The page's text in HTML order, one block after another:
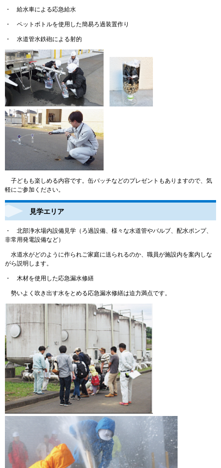
・ 給水車による応急給水
・ ペットボトルを使用した簡易ろ過装置作り
・ 水道管水鉄砲による射的
子どもも楽しめる内容です。缶バッチなどのプレゼントもありますので、気
軽にご参加ください。
見学エリア
・ 北部浄水場内設備見学（ろ過設備、様々な水道管やバルブ、配水ポンプ、
非常用発電設備など）
水道水がどのように作られご家庭に送られるのか、職員が施設内を案内しな
がら説明します。
・ 木材を使用した応急漏水修繕
勢いよく吹き出す水をとめる応急漏水修繕は迫力満点です。